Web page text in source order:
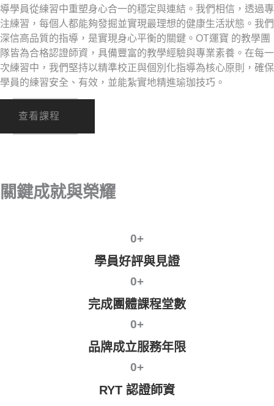
導學員從練習中重塑身心合一的穩定與連結。我們相信，透過專
注練習，每個人都能夠發掘並實現最理想的健康生活狀態。我們
深信高品質的指導，是實現身心平衡的關鍵。OT運寶 的教學團
隊皆為合格認證師資，具備豐富的教學經驗與專業素養。在每一
次練習中，我們堅持以精準校正與個別化指導為核心原則，確保
學員的練習安全、有效，並能紮實地精進瑜珈技巧。
查看課程
關鍵成就與榮耀
0+
學員好評與見證
0+
完成團體課程堂數
0+
品牌成立服務年限
0+
RYT 認證師資